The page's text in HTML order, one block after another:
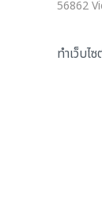
56862
ทำเว็บไ